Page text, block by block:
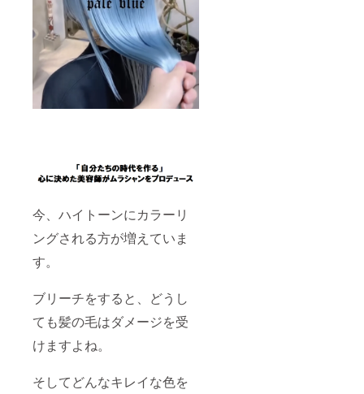
今、ハイトーンにカラーリ
ングされる方が増えていま
す。
ブリーチをすると、どうし
ても髪の毛はダメージを受
けますよね。
そしてどんなキレイな色を